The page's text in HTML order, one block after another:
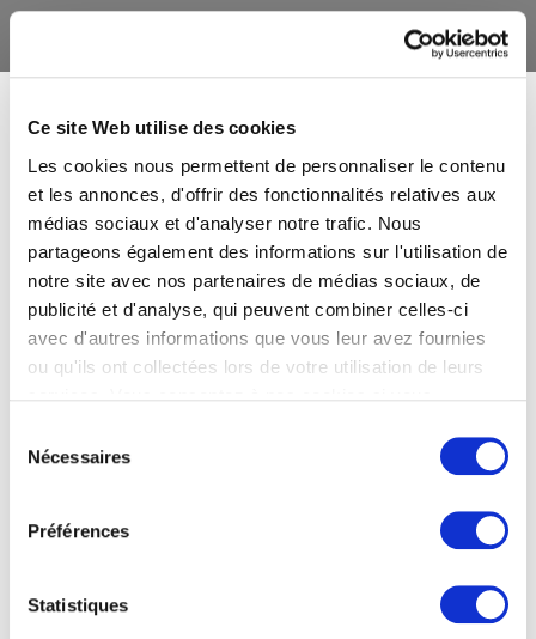
Ce site Web utilise des cookies
Les cookies nous permettent de personnaliser le contenu
et les annonces, d'offrir des fonctionnalités relatives aux
médias sociaux et d'analyser notre trafic. Nous
partageons également des informations sur l'utilisation de
notre site avec nos partenaires de médias sociaux, de
publicité et d'analyse, qui peuvent combiner celles-ci
avec d'autres informations que vous leur avez fournies
ou qu'ils ont collectées lors de votre utilisation de leurs
Nécessaires
Préférences
Statistiques